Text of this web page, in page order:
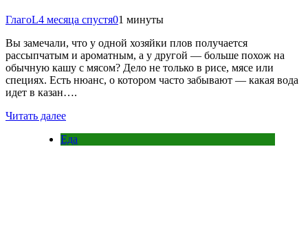
ГлагоL4 месяца спустя01 минуты
Вы замечали, что у одной хозяйки плов получается
рассыпчатым и ароматным, а у другой — больше похож на
обычную кашу с мясом? Дело не только в рисе, мясе или
специях. Есть нюанс, о котором часто забывают — какая вода
идет в казан….
Читать далее
Еда